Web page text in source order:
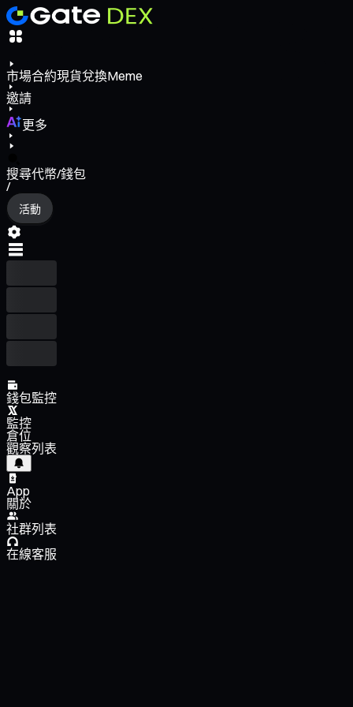
市場合約現貨兌換Meme
邀請
更多
搜尋代幣/錢包
/
活動
錢包監控
監控
倉位
觀察列表
App
關於
社群列表
在線客服